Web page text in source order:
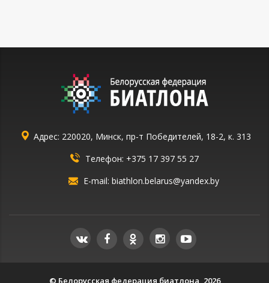
Адрес: 220020, Минск, пр-т Победителей, 18-2, к. 313
Телефон: +375 17 397 55 27
E-mail: biathlon.belarus@yandex.by
© Белорусская федерация биатлона, 2026